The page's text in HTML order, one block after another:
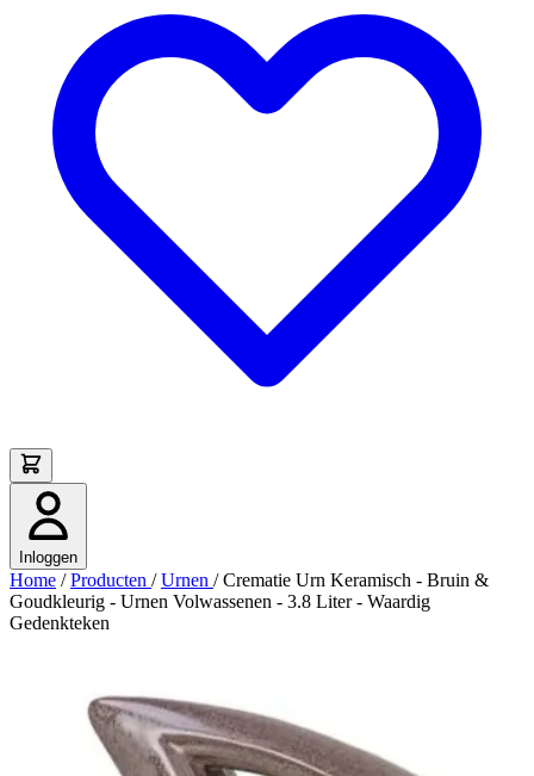
Inloggen
Home / Producten / Urnen / Crematie Urn Keramisch - Bruin &
Goudkleurig - Urnen Volwassenen - 3.8 Liter - Waardig
Gedenkteken